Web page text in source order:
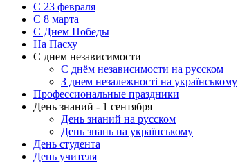
С 23 февраля
C 8 марта
С Днем Победы
На Пасху
С днем независимости
С днём независимости на русском
З днем незалежності на українському
Профессиональные праздники
День знаний - 1 сентября
День знаний на русском
День знань на українському
День студента
День учителя